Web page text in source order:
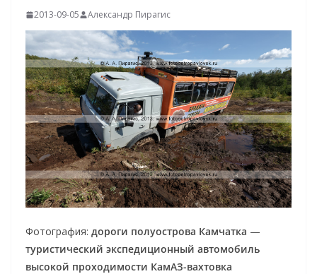
2013-09-05 Александр Пирагис
Фотография: дороги полуострова Камчатка —
туристический экспедиционный автомобиль
высокой проходимости КамАЗ-вахтовка